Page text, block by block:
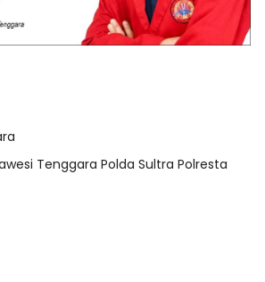
Tenggara Polda Sultra Polresta